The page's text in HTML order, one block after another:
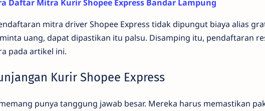
Daftar Mitra Kurir Shopee Express Bandar Lampung
mitra driver Shopee Express tidak dipungut biaya alias
uang, dapat dipastikan itu palsu. Disamping itu, pendaftaran
pada artikel ini.
Kurir Shopee Express
punya tanggung jawab besar. Mereka harus memastikan